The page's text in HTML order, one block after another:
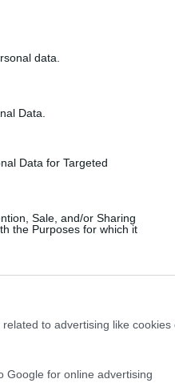
data.
Data.
Data for Targeted
Sale, and/or Sharing
the Purposes for which it
to advertising like cookies
Google for online advertising